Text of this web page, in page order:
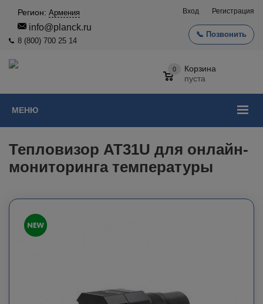
Регион: Армения
info@planck.ru
8 (800) 700 25 14
📞 Позвонить
Вход Регистрация
МЕНЮ
0
Корзина
пуста
Тепловизор AT31U для онлайн-
мониторинга температуры